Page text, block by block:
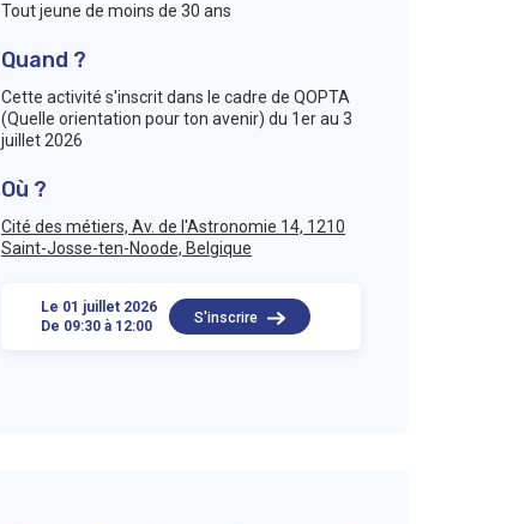
Tout jeune de moins de 30 ans
Quand ?
Cette activité s'inscrit dans le cadre de QOPTA
(Quelle orientation pour ton avenir) du 1er au 3
juillet 2026
Où ?
Cité des métiers, Av. de l'Astronomie 14, 1210
Saint-Josse-ten-Noode, Belgique
Le 01 juillet 2026
De 09:30 à 12:00
S'inscrire